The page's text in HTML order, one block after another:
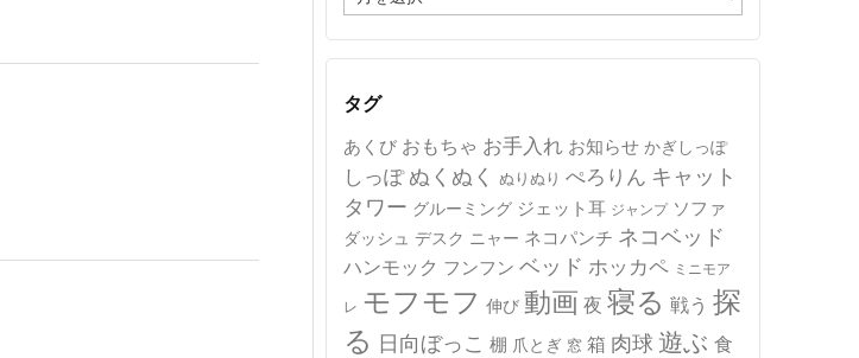
ー
カ
イ
タグ
あくび おもちゃ お手入れ お知らせ かぎしっぽ
しっぽ ぬくぬく ぬりぬり ぺろりん キャット
タワー グルーミング ジェット耳 ジャンプ ソファ
ダッシュ デスク ニャー ネコパンチ ネコベッド
ハンモック フンフン ベッド ホッカペ ミニモア
レ モフモフ 伸び 動画 夜 寝る 戦う 探
る 日向ぼっこ 棚 爪とぎ 窓 箱 肉球 遊ぶ 食